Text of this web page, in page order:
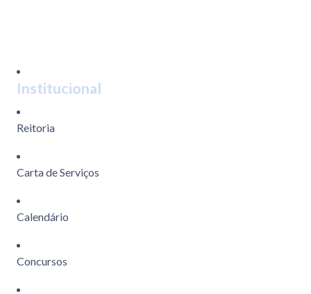
Institucional
Reitoria
Carta de Serviços
Calendário
Concursos